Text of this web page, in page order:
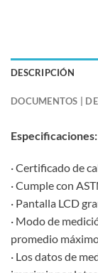
DESCRIPCIÓN
DOCUMENTOS |
Especificaciones:
· Certificado de
· Cumple con
· Pantalla LCD
· Modo de
promedio
· Los datos de